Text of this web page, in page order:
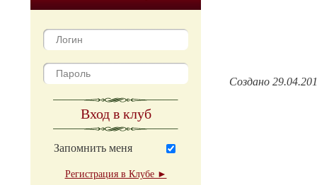
Вход в клуб
Запомнить меня
Регистрация в Клубе ►
Создано